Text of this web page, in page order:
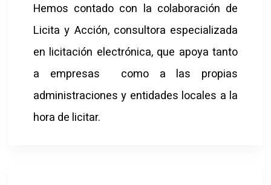
Hemos contado con la colaboración de
Licita y Acción, consultora especializada
en licitación electrónica, que apoya tanto
a empresas como a las propias
administraciones y entidades locales a la
hora de licitar.